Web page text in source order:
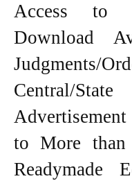
Access to
Download
Central/
Advertisement
to More
Readymade